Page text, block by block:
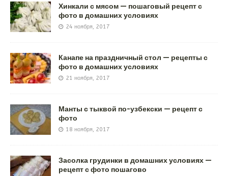
Хинкали с мясом — пошаговый рецепт с
фото в домашних условиях
24 ноября, 2017
Канапе на праздничный стол — рецепты с
фото в домашних условиях
21 ноября, 2017
Манты с тыквой по-узбекски — рецепт с
фото
18 ноября, 2017
Засолка грудинки в домашних условиях —
рецепт с фото пошагово